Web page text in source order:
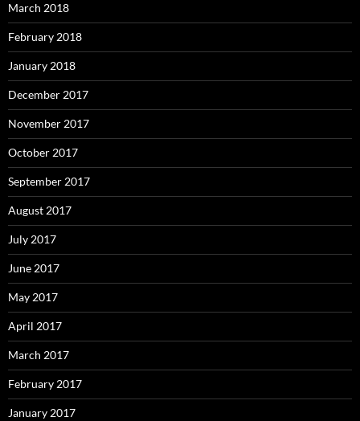
March 2018
February 2018
January 2018
December 2017
November 2017
October 2017
September 2017
August 2017
July 2017
June 2017
May 2017
April 2017
March 2017
February 2017
January 2017